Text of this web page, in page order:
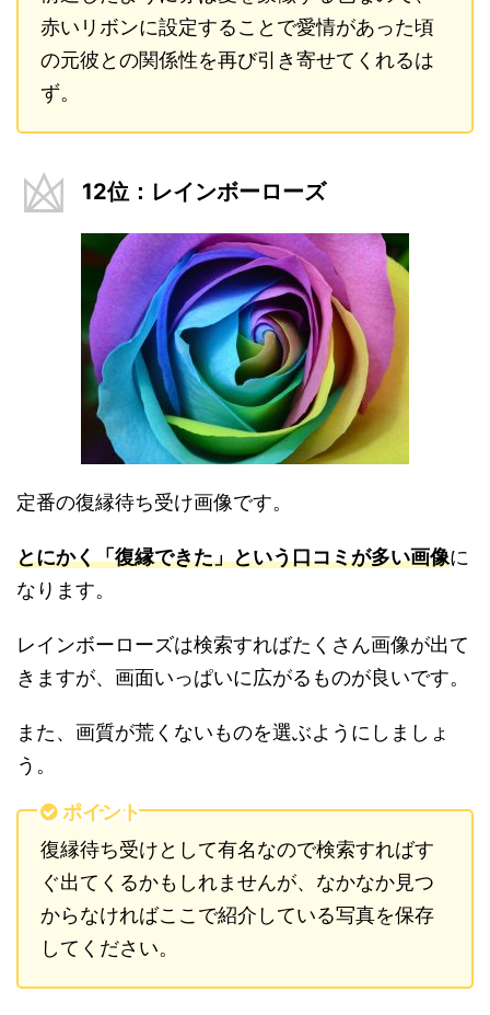
赤いリボンに設定することで愛情があった頃
の元彼との関係性を再び引き寄せてくれるは
ず。
12位：レインボーローズ
定番の復縁待ち受け画像です。
とにかく「復縁できた」という口コミが多い画像に
なります。
レインボーローズは検索すればたくさん画像が出て
きますが、画面いっぱいに広がるものが良いです。
また、画質が荒くないものを選ぶようにしましょ
う。
ポイント
復縁待ち受けとして有名なので検索すればす
ぐ出てくるかもしれませんが、なかなか見つ
からなければここで紹介している写真を保存
してください。